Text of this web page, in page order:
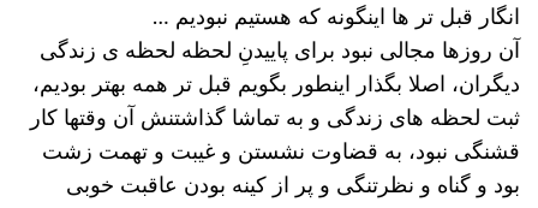
انگار قبل تر ها اینگونه که هستیم نبودیم …
آن روزها مجالی نبود برای پاییدنِ لحظه لحظه ی زندگی
دیگران، اصلا بگذار اینطور بگویم قبل تر همه بهتر بودیم،
ثبت لحظه های زندگی و به تماشا گذاشتنش آن وقتها کار
قشنگی نبود، به قضاوت نشستن و غیبت و تهمت زشت
بود و گناه و نظرتنگی و پر از کینه بودن عاقبت خوبی